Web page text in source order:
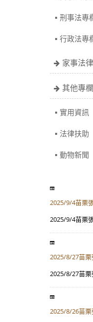
刑事法專
行政法專
家事法律
其他專欄
實用資訊
法律扶助
動物新聞
2025/9/4苗栗
2025/9/4苗栗
2025/8/27苗
2025/8/27苗
2025/8/26苗